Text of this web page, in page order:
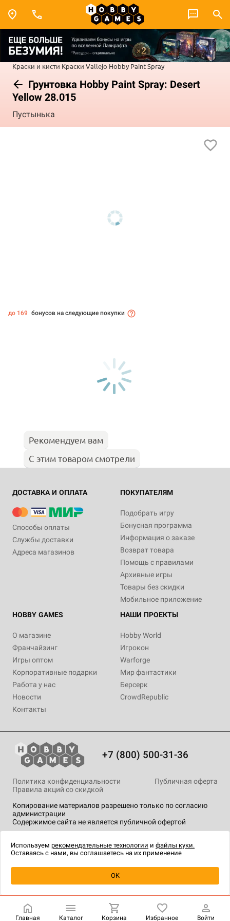
Краски и кисти Краски Vallejo Hobby Paint Spray
Грунтовка Hobby Paint Spray: Desert
Yellow 28.015
Пустынька
Уведомить о наличии
до 169 бонусов на следующие покупки
Рекомендуем вам
С этим товаром смотрели
ДОСТАВКА И ОПЛАТА
Способы оплаты
Службы доставки
Адреса магазинов
ПОКУПАТЕЛЯМ
Подобрать игру
Бонусная программа
Информация о заказе
Возврат товара
Помощь с правилами
Архивные игры
Товары без скидки
Мобильное приложение
HOBBY GAMES
О магазине
Франчайзинг
Игры оптом
Корпоративные подарки
Работа у нас
Новости
Контакты
НАШИ ПРОЕКТЫ
Hobby World
Игрокон
Warforge
Мир фантастики
Берсерк
CrowdRepublic
+7 (800) 500-31-36
Копирование материалов разрешено только по согласию
администрации
Содержимое сайта не является публичной офертой
Политика конфиденциальности
Публичная оферта
Правила акций со скидкой
технологии.
Главная Каталог Корзина Избранное Войти
Используем рекомендательные технологии и файлы куки.
Оставаясь с нами, вы соглашаетесь на их применение
OK